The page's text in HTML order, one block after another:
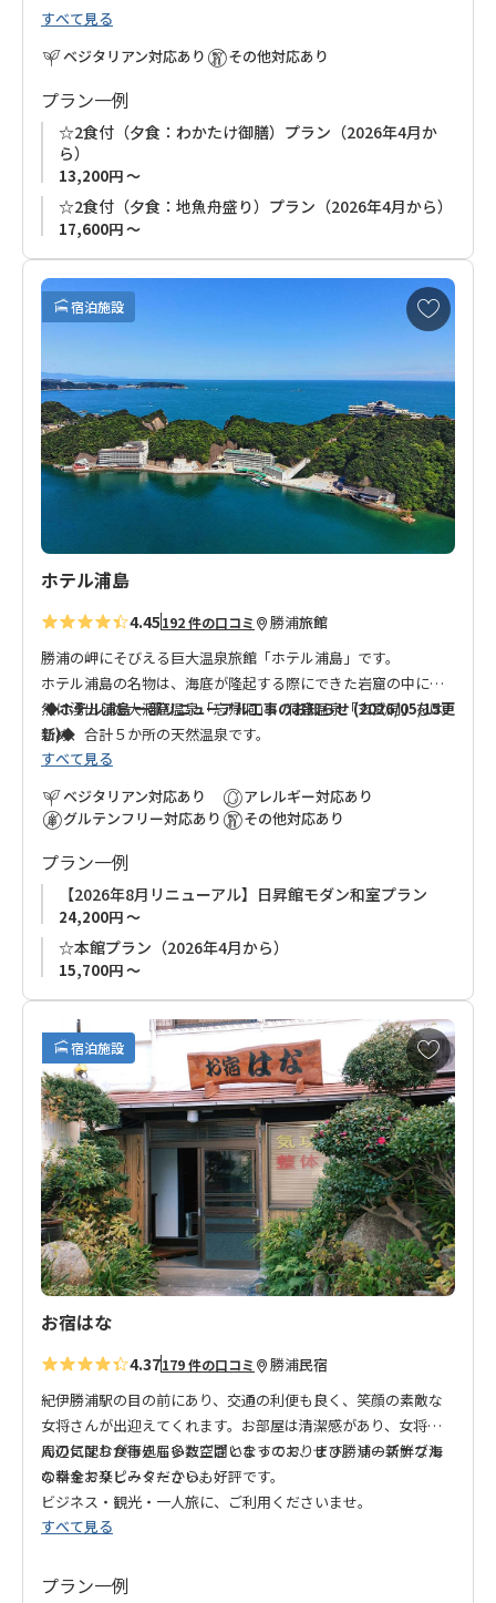
民宿文化の古き良き部分はそのままに、新たなアイデアを積極
的に取り入れ、今後何代にも渡り次世代に引き継ぎたい、そん
なオーナーの想いが込められたお宿です。
お料理は、お客様にご満足いただくため、勝浦産のまぐろ、地
元産の色川茶、自家製の無添加梅干しなど、一品一品手間暇か
け、心をこめてお造りしています。
新鮮な海の幸を中心としたボリューム満点のお料理とともに、
地酒はいかがですか。
お尋ねください。
まぐろ水揚げ日本一のまち、勝浦ならではのお食事をリーズナ
ブルにお楽しみいただけます。
※2名様よりお受付が可能です。1名様で宿泊ご希望の場合はご
相談ください。
■「素泊まりプラン」「朝食付プラン」をお申し込みのお客様
へ
お宿併設のカフェレストラン「熊野のめざめ」でお食事をご利
営業時間：午前11:00～午後2:00、午後5:00～午後9:00
ご注意：「熊野のめざめ」は月曜日・火曜日がお休みです。
◆夕食付きプランをお申し込みのお客様へお願いとご注意◆
夕食付プランの連泊はお受けできません。ご了承ください。
食事の提供に食材ともに最高のパフォーマンスを発揮しお客様
にお楽しみいただくため、17:30を過ぎますとスタッフ全員が食
事の対応に入るため、必ず17:30までにご到着いただきますよう
お願いいたします。
すべて見る
ベジタリアン対応あり
その他対応あり
プラン一例
☆2食付（夕食：わかたけ御膳）プラン（2026年4月か
ら）
13,200円 ～
☆2食付（夕食：地魚舟盛り）プラン（2026年4月から）
17,600円 ～
宿泊施設
お
気
入
に
追
加
ホテル浦島
4.45192 件の口コミ 勝浦旅館
勝浦の岬にそびえる巨大温泉旅館「ホテル浦島」です。
ホテル浦島の名物は、海底が隆起する際にできた岩窟の中に自
然に湧出した大洞窟温泉「忘帰洞」、洞窟温泉「玄武洞」をは
じめ、合計５か所の天然温泉です。
とても1日ではまわりきれないほどです。
ぜひ温泉めぐりをごゆっくりとお楽しみください。
熊野、勝浦の観光にとても便利で、幅広い年代の方におくつろ
ぎいただける旅館です。
◆ホテル浦島 一部リニューアル工事のお知らせ (2026/05/15更
新)◆
このたび、お客様により快適なご滞在を提供できるよう、下記
のとおりリニューアル工事を実施いたします。工事期間中はご
不便をおかけすることもございますが、何卒ご理解とご協力を
お願い申し上げます。
■ 日昇館工事概要
● 工事期間:2026 年 4 月 1 日(水)~2026 年 7 月 31 日(金)
● 工事内容:日昇館 全館休館による客室・ロビー・バイキング
● 休止施設:期間中は日昇館内の大浴場「磯の湯」「玄武洞」
はご利用いただけません。
【送迎についてのお知らせ】
ホテル浦島の送迎船「浦島丸」は、リニューアル工事のため下
記期間運休いたします。
■ 運休期間
2026年5月7日～7月24日（予定）
■ 期間中のアクセス方法
・観光桟橋よりワゴン車で送迎（約10分）
お越しの場合：ホテル浦島専用駐車場にお停めいただきシャト
ルバスで送迎
・タクシーの場合：「本館１F 玄関」まで（JR紀伊勝浦駅より
約10分）
すべて見る
ベジタリアン対応あり
グルテンフリー対応あり
アレルギー対応あり
その他対応あり
プラン一例
【2026年8月リニューアル】日昇館モダン和室プラン
24,200円 ～
☆本館プラン（2026年4月から）
15,700円 ～
宿泊施設
お
気
に
入
り
に
追
加
お宿はな
4.37179 件の口コミ 勝浦民宿
紀伊勝浦駅の目の前にあり、交通の利便も良く、笑顔の素敵な
女将さんが出迎えてくれます。お部屋は清潔感があり、女将さ
んの気配りが行き届いた空間となっております。リーズナブル
な料金でリピーターからも好評です。
周辺にはお食事処も多数ございますので、ぜひ勝浦の新鮮な海
の幸をお楽しみください。
ビジネス・観光・一人旅に、ご利用くださいませ。
すべて見る
プラン一例